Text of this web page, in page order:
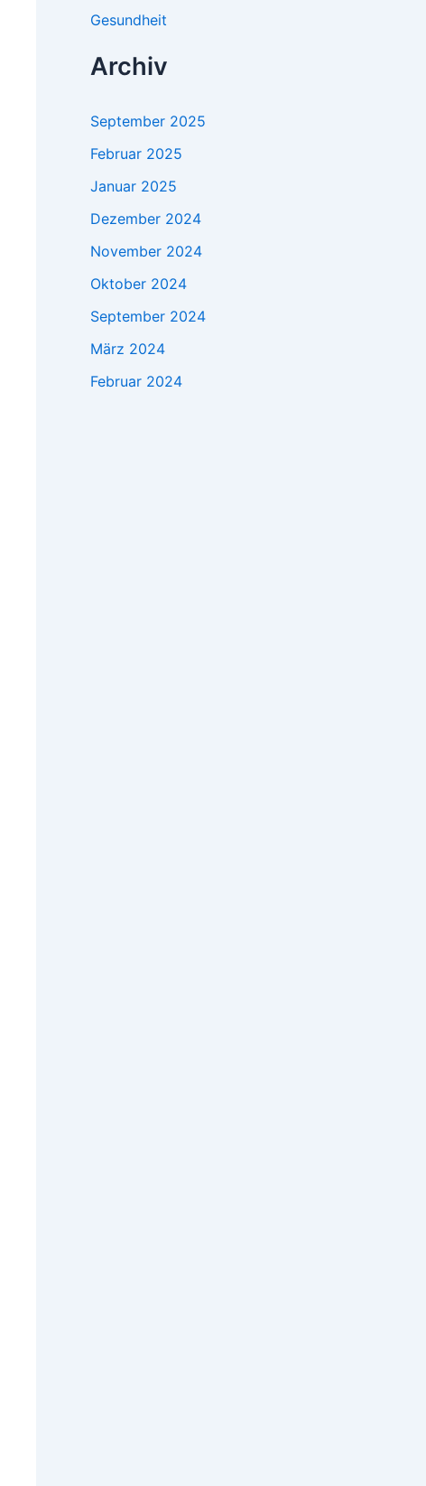
Gesundheit
Archiv
September 2025
Februar 2025
Januar 2025
Dezember 2024
November 2024
Oktober 2024
September 2024
März 2024
Februar 2024